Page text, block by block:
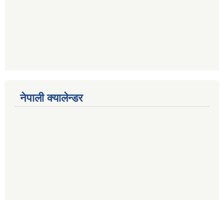
नेपाली क्यालेन्डर